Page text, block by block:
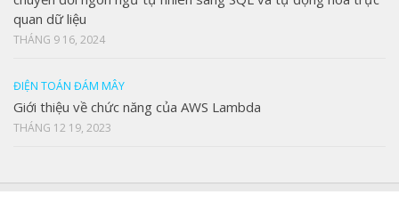
quan dữ liệu
THÁNG 9 16, 2024
ĐIỆN TOÁN ĐÁM MÂY
Giới thiệu về chức năng của AWS Lambda
THÁNG 12 19, 2023